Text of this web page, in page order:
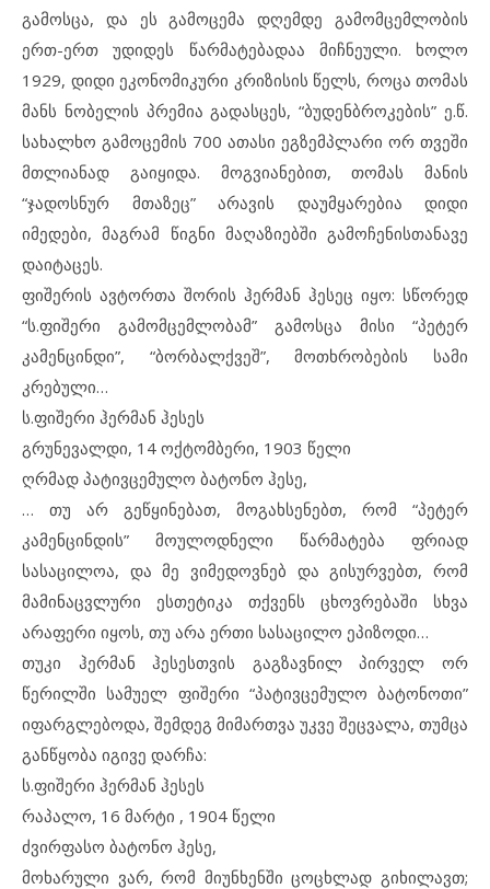
გამოსცა, და ეს გამოცემა დღემდე გამომცემლობის
ერთ-ერთ უდიდეს წარმატებადაა მიჩნეული. ხოლო
1929, დიდი ეკონომიკური კრიზისის წელს, როცა თომას
მანს ნობელის პრემია გადასცეს, “ბუდენბროკების” ე.წ.
სახალხო გამოცემის 700 ათასი ეგზემპლარი ორ თვეში
მთლიანად გაიყიდა. მოგვიანებით, თომას მანის
“ჯადოსნურ მთაზეც” არავის დაუმყარებია დიდი
იმედები, მაგრამ წიგნი მაღაზიებში გამოჩენისთანავე
დაიტაცეს.
ფიშერის ავტორთა შორის ჰერმან ჰესეც იყო: სწორედ
“ს.ფიშერი გამომცემლობამ” გამოსცა მისი “პეტერ
კამენცინდი”, “ბორბალქვეშ”, მოთხრობების სამი
კრებული…
ს.ფიშერი ჰერმან ჰესეს
გრუნევალდი, 14 ოქტომბერი, 1903 წელი
ღრმად პატივცემულო ბატონო ჰესე,
… თუ არ გეწყინებათ, მოგახსენებთ, რომ “პეტერ
კამენცინდის” მოულოდნელი წარმატება ფრიად
სასაცილოა, და მე ვიმედოვნებ და გისურვებთ, რომ
მამინაცვლური ესთეტიკა თქვენს ცხოვრებაში სხვა
არაფერი იყოს, თუ არა ერთი სასაცილო ეპიზოდი…
თუკი ჰერმან ჰესესთვის გაგზავნილ პირველ ორ
წერილში სამუელ ფიშერი “პატივცემულო ბატონოთი”
იფარგლებოდა, შემდეგ მიმართვა უკვე შეცვალა, თუმცა
განწყობა იგივე დარჩა:
ს.ფიშერი ჰერმან ჰესეს
რაპალო, 16 მარტი , 1904 წელი
ძვირფასო ბატონო ჰესე,
მოხარული ვარ, რომ მიუნხენში ცოცხლად გიხილავთ;